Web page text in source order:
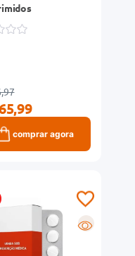
comprar agora
R